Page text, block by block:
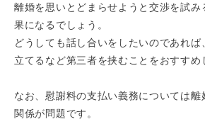
離婚を思いとどまらせようと交渉を試み
果になるでしょう。
どうしても話し合いをしたいのであれば
立てるなど第三者を挟むことをおすすめ
なお、慰謝料の支払い義務については離
関係が問題です。